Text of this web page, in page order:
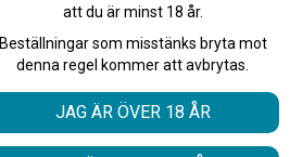
Artikelnr
Format
Typ/Produkt
Nikotinhalt
att du är minst 18 år.
Beställningar som misstänks bryta mot
denna regel kommer att avbrytas.
JAG ÄR ÖVER 18 ÅR